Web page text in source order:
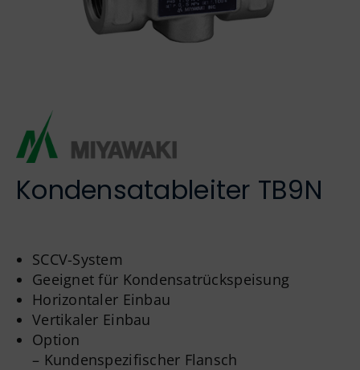
Kondensatableiter TB9N
SCCV-System
Geeignet für Kondensatrückspeisung
Horizontaler Einbau
Vertikaler Einbau
Option
– Kundenspezifischer Flansch